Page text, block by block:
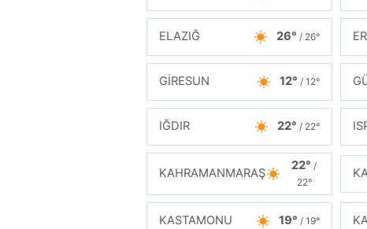
ELAZIĞ 26° / 26°
GİRESUN 12° / 12°
IĞDIR 22° / 22°
KAHRAMANMARAŞ
22°/
22°
KASTAMONU 19° / 19°